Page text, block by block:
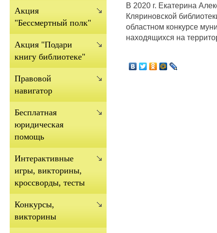
В 2020 г. Екатерина
Кляриновской
областном конкурсе
находящихся на
Акция
"Бессмертный полк"
Акция "Подари
книгу библиотеке"
Правовой
навигатор
Бесплатная
юридическая
помощь
Интерактивные
игры, викторины,
кроссворды, тесты
Конкурсы,
викторины